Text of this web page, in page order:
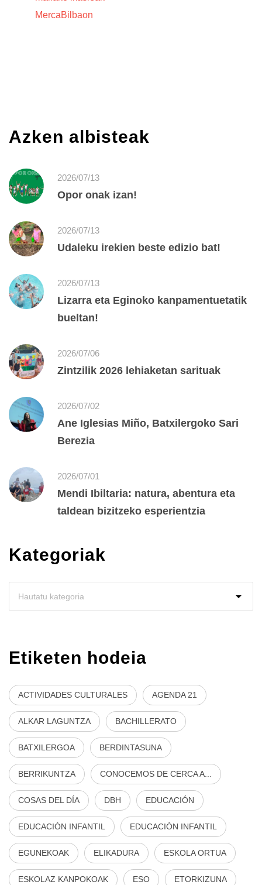
MercaBilbaon
Azken albisteak
2026/07/13
Opor onak izan!
2026/07/13
Udaleku irekien beste edizio bat!
2026/07/13
Lizarra eta Eginoko kanpamentuetatik
bueltan!
2026/07/06
Zintzilik 2026 lehiaketan sarituak
2026/07/02
Ane Iglesias Miño, Batxilergoko Sari
Berezia
2026/07/01
Mendi Ibiltaria: natura, abentura eta
taldean bizitzeko esperientzia
Kategoriak
Etiketen hodeia
ACTIVIDADES CULTURALES AGENDA 21
ALKAR LAGUNTZA BACHILLERATO
BATXILERGOA BERDINTASUNA
BERRIKUNTZA CONOCEMOS DE CERCA A...
COSAS DEL DÍA DBH EDUCACIÓN
EDUCACIÓN INFANTIL EDUCACIÓN INFANTIL
EGUNEKOAK ELIKADURA ESKOLA ORTUA
ESKOLAZ KANPOKOAK ESO ETORKIZUNA